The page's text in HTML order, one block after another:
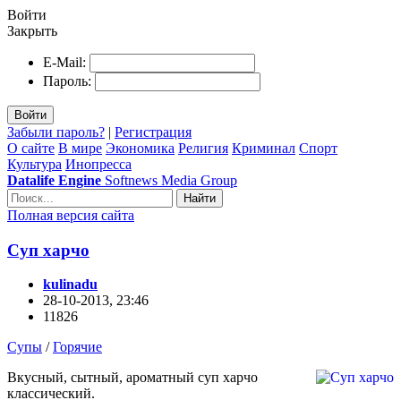
Войти
Закрыть
E-Mail:
Пароль:
Войти
Забыли пароль? | Регистрация
О сайте В мире Экономика Религия Криминал Спорт
Культура Инопресса
Datalife Engine Softnews Media Group
Найти
Полная версия сайта
Суп харчо
kulinadu
28-10-2013, 23:46
11826
Супы /Горячие
Вкусный, сытный, ароматный суп харчо
классический.